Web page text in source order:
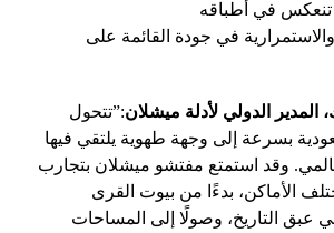
في أطباقه
والاستمرارية في جودة القائمة على
المدير الدولي لأدلة ميشلان:”تتحول
بسرعة إلى وجهة طهوية يلتقي فيها
وقد استمتع مفتشو ميشلان بتجارب
الأماكن، بدءًا من بيوت القرى
عبق التاريخ، وصولًا إلى المساحات